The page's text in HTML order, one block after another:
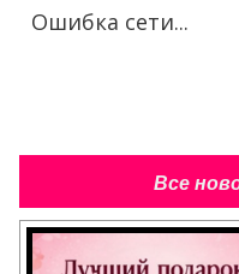
Ошибка сети...
Все